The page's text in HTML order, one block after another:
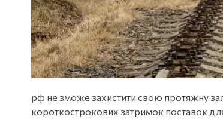
рф не зможе захистити свою протяжну
короткострокових затримок поставок